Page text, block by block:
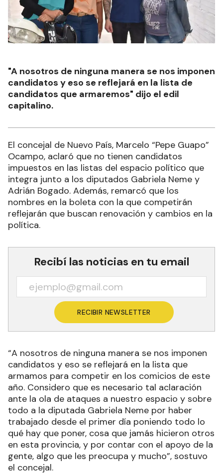
"A nosotros de ninguna manera se nos imponen
candidatos y eso se reflejará en la lista de
candidatos que armaremos" dijo el edil
capitalino.
El concejal de Nuevo País, Marcelo “Pepe Guapo”
Ocampo, aclaró que no tienen candidatos
impuestos en las listas del espacio político que
integra junto a los diputados Gabriela Neme y
Adrián Bogado. Además, remarcó que los
nombres en la boleta con la que competirán
reflejarán que buscan renovación y cambios en la
política.
Recibí las noticias en tu email
RECIBIR NEWSLETTER
“A nosotros de ninguna manera se nos imponen
candidatos y eso se reflejará en la lista que
armamos para competir en los comicios de este
año. Considero que es necesario tal aclaración
ante la ola de ataques a nuestro espacio y sobre
todo a la diputada Gabriela Neme por haber
trabajado desde el primer día poniendo todo lo
qué hay que poner, cosa que jamás hicieron otros
en esta provincia, y por contar con el apoyo de la
gente, algo que les preocupa y mucho”, sostuvo
el concejal.